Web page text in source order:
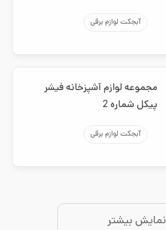
آبجکت لوازم برقی
مجموعه لوازم آشپزخانه فیشر
پیکل شماره 2
آبجکت لوازم برقی
نمایش بیشتر